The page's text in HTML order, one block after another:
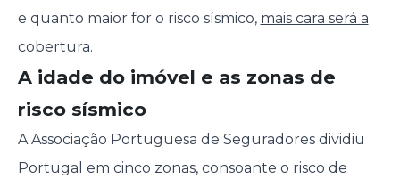
e quanto maior for o risco sísmico, mais cara será a
cobertura.
A idade do imóvel e as zonas de
risco sísmico
A Associação Portuguesa de Seguradores dividiu
Portugal em cinco zonas, consoante o risco de